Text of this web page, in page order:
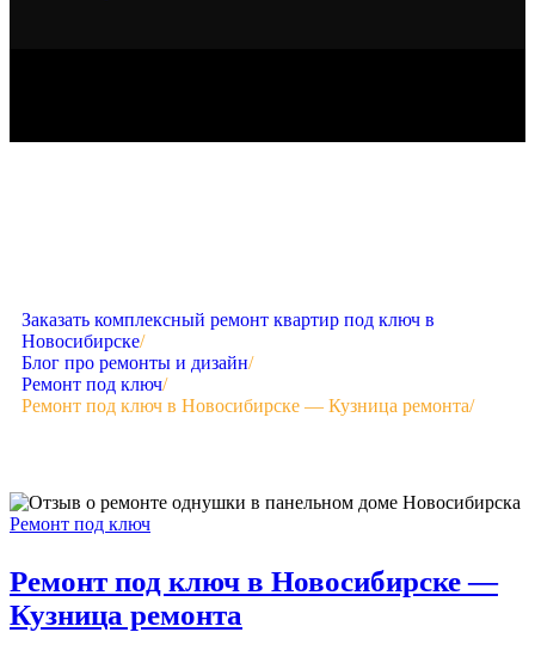
Заказать комплексный ремонт квартир под ключ в
Новосибирске/
Блог про ремонты и дизайн/
Ремонт под ключ/
Ремонт под ключ в Новосибирске — Кузница ремонта/
Ремонт под ключ
Ремонт под ключ в Новосибирске —
Кузница ремонта